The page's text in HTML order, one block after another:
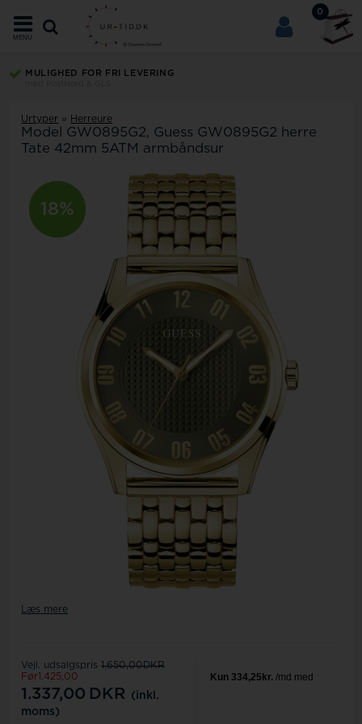
0
MENU
MULIGHED FOR FRI LEVERING
Urtyper » Herreure
Model GW0895G2
Guess GW0895G2 herre
Tate 42mm 5ATM armbåndsur
6%
18%
Læs mere
Vejl. udsalgspris 1.650,00DKR
Før1.425,00
1.337,00 DKR
(inkl.
moms)